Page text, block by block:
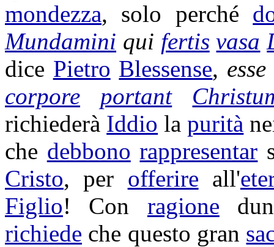
mondezza, solo perché
Mundamini qui fertis vasa
dice Pietro Blessense, esse
corpore
portant
richiederà Iddio lapurità
che debbono rappresentar
Cristo, per offerire all'
Figlio! Con ragione
richiede che questo gran